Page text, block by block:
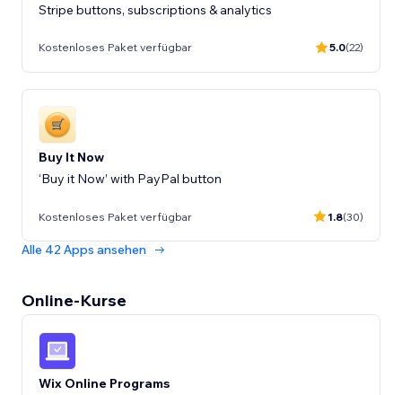
Stripe buttons, subscriptions & analytics
Kostenloses Paket verfügbar 5.0(22)
Buy It Now
‘Buy it Now’ with PayPal button
Kostenloses Paket verfügbar 1.8(30)
Alle 42 Apps ansehen
Online-Kurse
Wix Online Programs